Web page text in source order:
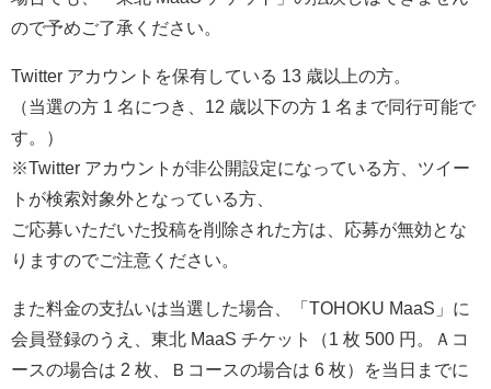
ので予めご了承ください。
Twitter アカウントを保有している 13 歳以上の方。
（当選の方 1 名につき、12 歳以下の方 1 名まで同行可能で
す。）
※Twitter アカウントが非公開設定になっている方、ツイー
トが検索対象外となっている方、
ご応募いただいた投稿を削除された方は、応募が無効とな
りますのでご注意ください。
また料金の支払いは当選した場合、「TOHOKU MaaS」に
会員登録のうえ、東北 MaaS チケット（1 枚 500 円。Ａコ
ースの場合は 2 枚、Ｂコースの場合は 6 枚）を当日までに